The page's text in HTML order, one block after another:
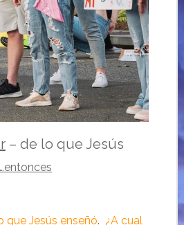
– de lo que Jesús
…entonces
que Jesús enseñó. ¿A cual